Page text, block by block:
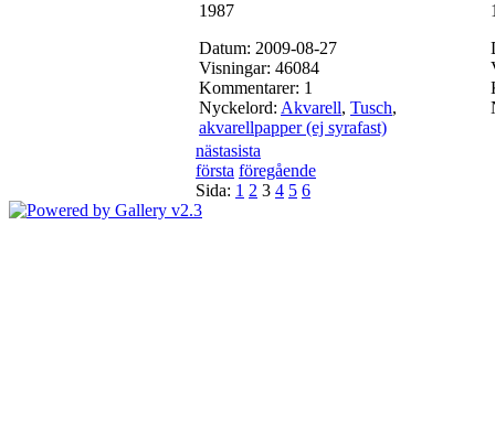
1987
Datum: 2009-08-27
Visningar: 46084
Kommentarer: 1
Nyckelord: Akvarell, Tusch,
akvarellpapper (ej syrafast)
nästasista
första föregående
Sida: 1 2 3 4 5 6